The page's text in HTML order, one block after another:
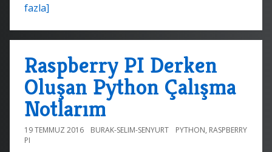
fazla]
Raspberry PI Derken
Oluşan Python Çalışma
Notlarım
19 TEMMUZ 2016 BURAK-SELIM-SENYURT PYTHON, RASPBERRY
PI